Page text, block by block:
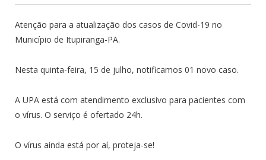
Atenção para a atualização dos casos de Covid-19 no
Município de Itupiranga-PA.
Nesta quinta-feira, 15 de julho, notificamos 01 novo caso.
A UPA está com atendimento exclusivo para pacientes com
o vírus. O serviço é ofertado 24h.
O vírus ainda está por aí, proteja-se!